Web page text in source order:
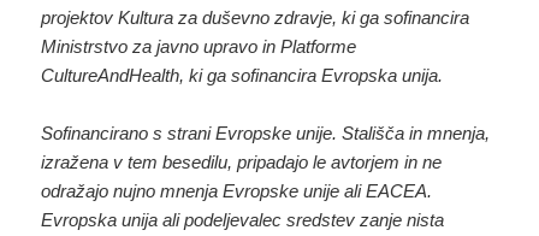
projektov Kultura za duševno zdravje, ki ga sofinancira
Ministrstvo za javno upravo in Platforme
CultureAndHealth, ki ga sofinancira Evropska unija.
Sofinancirano s strani Evropske unije. Stališča in mnenja,
izražena v tem besedilu, pripadajo le avtorjem in ne
odražajo nujno mnenja Evropske unije ali EACEA.
Evropska unija ali podeljevalec sredstev zanje nista